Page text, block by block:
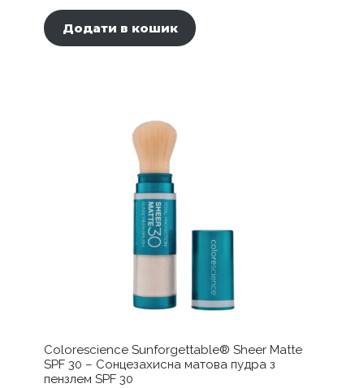
Додати в кошик
Colorescience Sunforgettable® Sheer Matte
SPF 30 – Сонцезахисна матова пудра з
пензлем SPF 30